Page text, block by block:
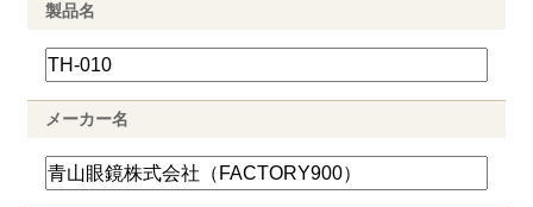
製品名
メーカー名